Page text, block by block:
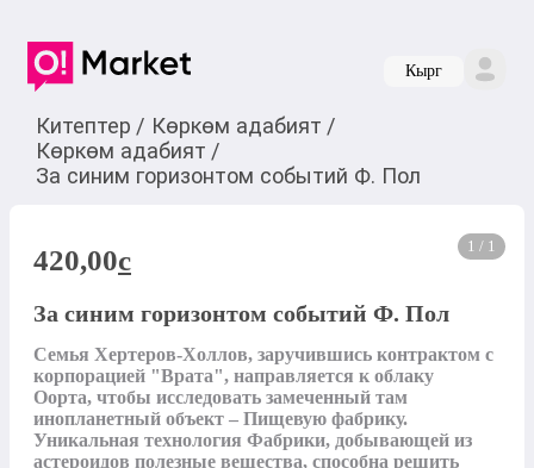
Кырг
Китептер / Көркөм адабият /
Көркөм адабият /
За синим горизонтом событий Ф. Пол
1 / 1
420,00c
За синим горизонтом событий Ф. Пол
Семья Хертеров-Холлов, заручившись контрактом с
корпорацией "Врата", направляется к облаку
Оорта, чтобы исследовать замеченный там
инопланетный объект – Пищевую фабрику.
Уникальная технология Фабрики, добывающей из
астероидов полезные вещества, способна решить